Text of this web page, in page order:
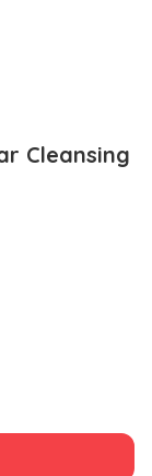
Cleansing